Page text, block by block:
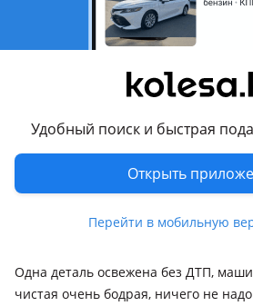
Удобный поиск и быстрая
Открыть
Перейти в мобильную
Седан
Объем двигателя, л
188
Привод
Руль
Слева
Растаможен в Казахстане
Да
Одна деталь освежена без ДТП,
чистая очень бодрая, ничего не